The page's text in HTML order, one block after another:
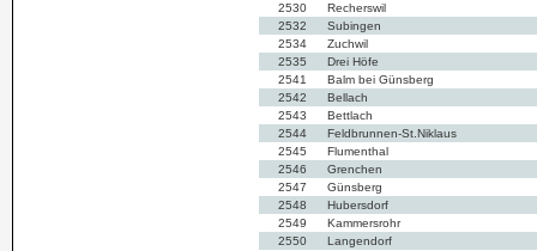
2530
Recherswil
2532
Subingen
2534
Zuchwil
2535
Drei Höfe
2541
Balm bei Günsberg
2542
Bellach
2543
Bettlach
2544
Feldbrunnen-St.Niklaus
2545
Flumenthal
2546
Grenchen
2547
Günsberg
2548
Hubersdorf
2549
Kammersrohr
2550
Langendorf